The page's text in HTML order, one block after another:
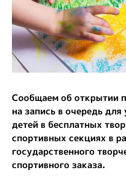
Cообщаем об открытии
на запись в очередь для
детей в бесплатных
спортивных секциях в
государственного
спортивного заказа.